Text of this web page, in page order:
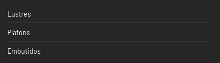
Lustres
Plafons
Embutidos